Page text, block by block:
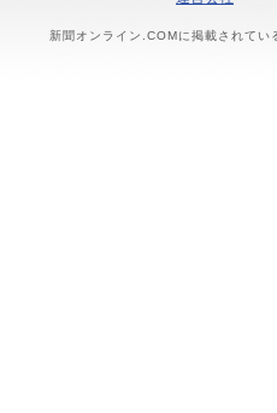
新聞オンライン.COMに掲載されて